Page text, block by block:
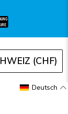
(CHF)
Deutsch